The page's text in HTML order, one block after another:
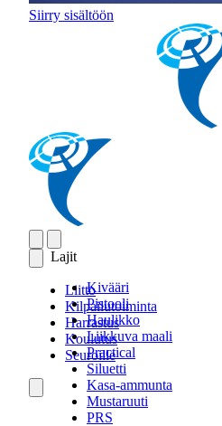
Siirry sisältöön
Lajit
Kivääri
Pistooli
Haulikko
Liikkuva maali
Practical
Siluetti
Kasa-ammunta
Mustaruuti
PRS
Liitto
Kilpailutoiminta
Harrastus
Koulutus
Seuroille